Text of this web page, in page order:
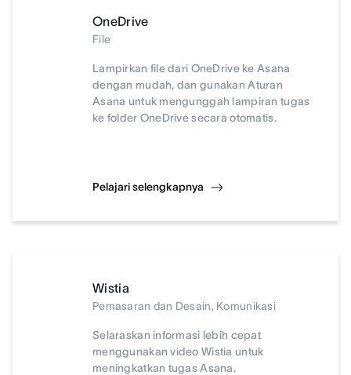
OneDrive
File
Lampirkan file dari OneDrive ke Asana
dengan mudah, dan gunakan Aturan
Asana untuk mengunggah lampiran tugas
ke folder OneDrive secara otomatis.
Pelajari selengkapnya
Wistia
Pemasaran dan Desain, Komunikasi
Selaraskan informasi lebih cepat
menggunakan video Wistia untuk
meningkatkan tugas Asana.